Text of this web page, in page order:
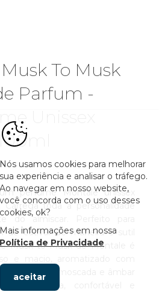
To Musk
Parfum -
Unissex
100ml
perfume Montale unissex
Carrega toda a personalidade
do almíscar. Perfeito para
de cativar de maneira e sutil
Musk to Musk de Montale é
e macio, aromatizado com
noz-moscada e âmbar
seca, confortável e
Nós usamos cookies para melhorar
sua experiência e analisar o tráfego.
Ao navegar em nosso website,
você concorda com o uso desses
cookies, ok?
Mais informações em nossa
Política de Privacidade
aceitar